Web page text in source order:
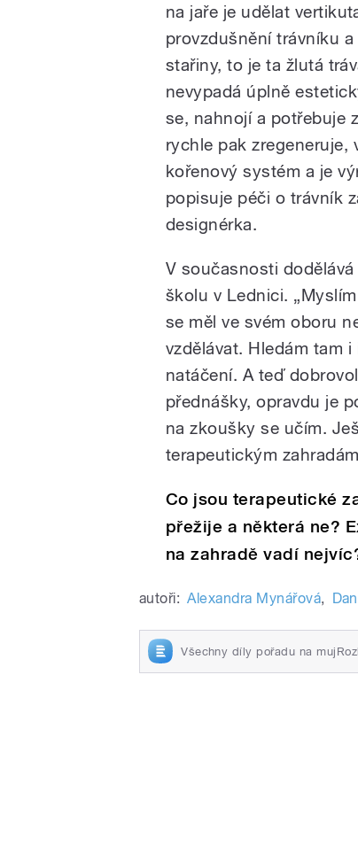
na jaře je udělat
provzdušnění trávníku
stařiny, to je ta žlutá
nevypadá úplně
se, nahnojí a potřebuje
rychle pak zregeneruje,
kořenový systém a je
popisuje péči o trávník
designérka.
V současnosti
školu v Lednici.
se měl ve svém oboru
vzdělávat. Hledám tam
natáčení. A teď
přednášky, opravdu je
na zkoušky se učím.
terapeutickým
Co jsou terapeutické
přežije a některá ne?
na zahradě vadí
autoři: Alexandra Mynářová,
Všechny díly pořadu na